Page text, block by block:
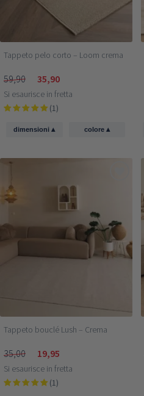
Tappeto pelo corto – Loom crema
59,90 35,90
Si esaurisce in fretta
(1)
dimensioni▴ colore ▴
Tappeto bouclé Lush – Crema
35,00 19,95
Si esaurisce in fretta
(1)